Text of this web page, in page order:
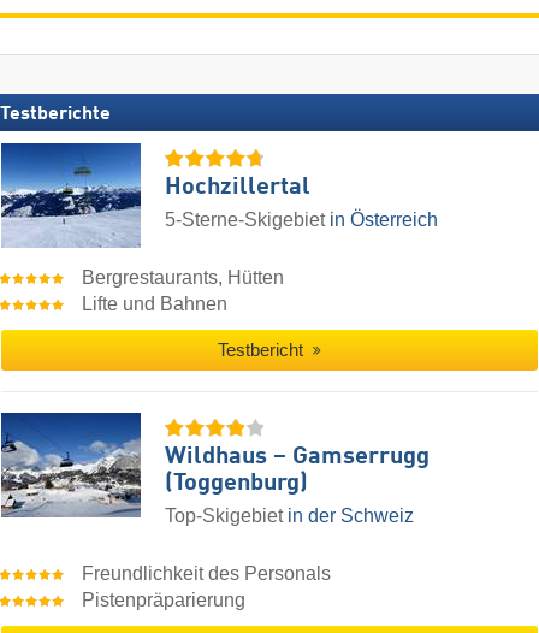
Testberichte
Hochzillertal
5-Sterne-Skigebiet in Österreich
Bergrestaurants, Hütten
Lifte und Bahnen
Testbericht
Wildhaus – Gamserrugg
(Toggenburg)
Top-Skigebiet in der Schweiz
Freundlichkeit des Personals
Pistenpräparierung